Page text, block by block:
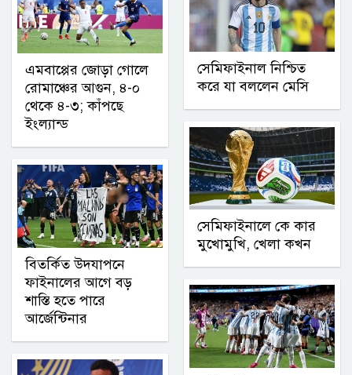
এমবাপ্পের জোড়া গোলে
রোমাঞ্চের আগুন, ৪-০
থেকে ৪-৩; কাঁপছে
ইংল্যান্ড
বিতর্কিত উদযাপনে
ফাইনালের আগে বড়
শাস্তি হতে পারে
আর্জেন্টিনার
সেমিফাইনাল নিশ্চিত
করে যা বললেন মেসি
সেমিফাইনালে কে কার
মুখোমুখি, খেলা কখন